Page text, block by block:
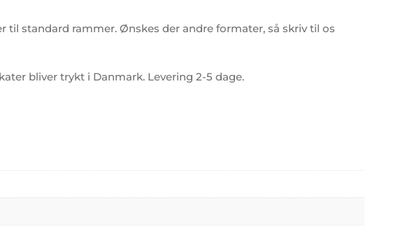
standard rammer. Ønskes der andre formater, så skriv til os
bliver trykt i Danmark. Levering 2-5 dage.